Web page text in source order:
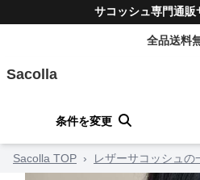
サコッシュ専門通販
全品送料
Sacolla
条件を変更
Sacolla TOP › レザーサコッシュの